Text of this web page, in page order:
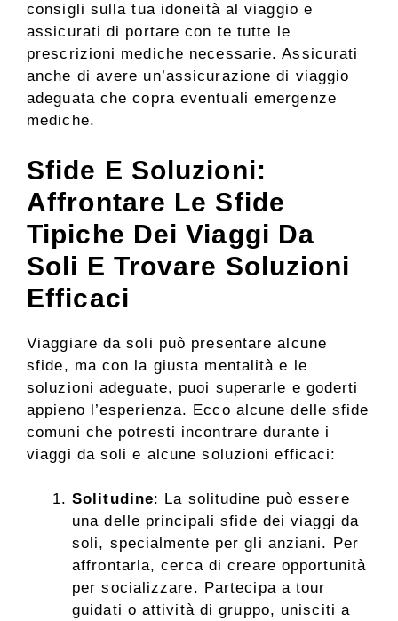
consigli sulla tua idoneità al viaggio e
assicurati di portare con te tutte le
prescrizioni mediche necessarie. Assicurati
anche di avere un’assicurazione di viaggio
adeguata che copra eventuali emergenze
mediche.
Sfide E Soluzioni:
Affrontare Le Sfide
Tipiche Dei Viaggi Da
Soli E Trovare Soluzioni
Efficaci
Viaggiare da soli può presentare alcune
sfide, ma con la giusta mentalità e le
soluzioni adeguate, puoi superarle e goderti
appieno l’esperienza. Ecco alcune delle sfide
comuni che potresti incontrare durante i
viaggi da soli e alcune soluzioni efficaci:
Solitudine: La solitudine può essere
una delle principali sfide dei viaggi da
soli, specialmente per gli anziani. Per
affrontarla, cerca di creare opportunità
per socializzare. Partecipa a tour
guidati o attività di gruppo, unisciti a